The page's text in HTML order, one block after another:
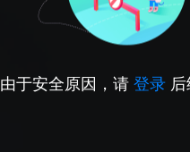
由于安全原因，请 登录